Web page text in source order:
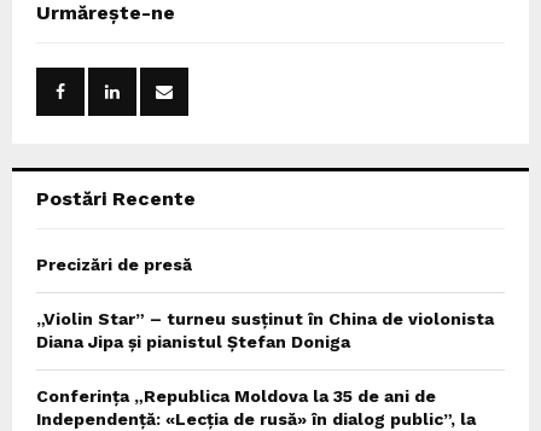
h
Urmărește-ne
Postări Recente
Precizări de presă
„Violin Star” – turneu susținut în China de violonista
Diana Jipa și pianistul Ștefan Doniga
Conferința „Republica Moldova la 35 de ani de
Independență: «Lecția de rusă» în dialog public”, la